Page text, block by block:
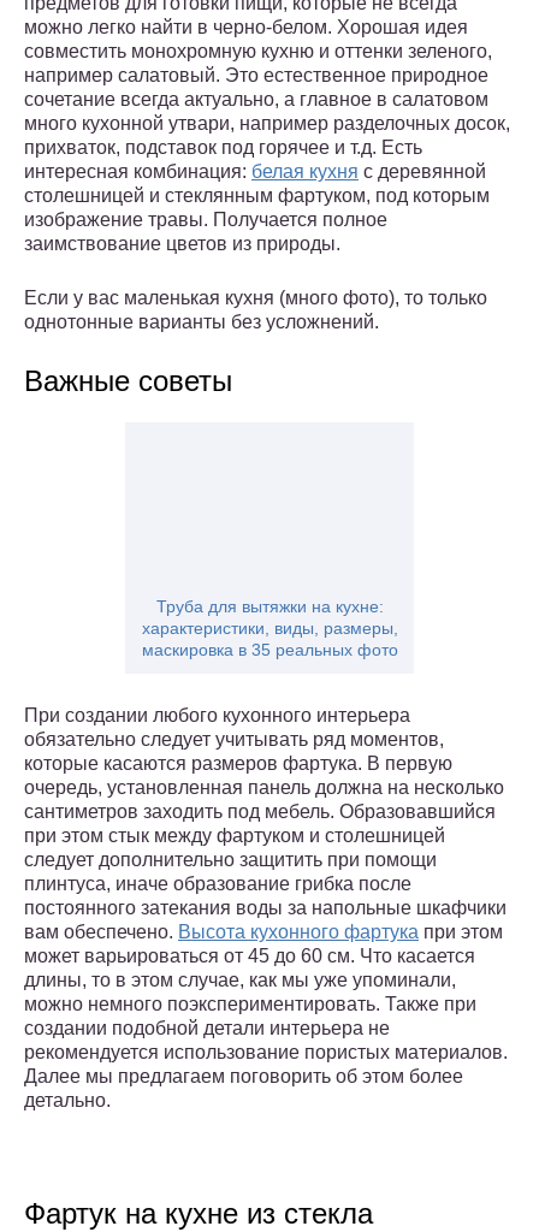
можно легко найти в черно-белом. Хорошая идея
совместить монохромную кухню и оттенки зеленого,
например салатовый. Это естественное природное
сочетание всегда актуально, а главное в салатовом
много кухонной утвари, например разделочных досок,
прихваток, подставок под горячее и т.д. Есть
интересная комбинация: белая кухня с деревянной
столешницей и стеклянным фартуком, под которым
изображение травы. Получается полное
заимствование цветов из природы.
Если у вас маленькая кухня (много фото), то только
однотонные варианты без усложнений.
Важные советы
Труба для вытяжки на кухне:
характеристики, виды, размеры,
маскировка в 35 реальных фото
При создании любого кухонного интерьера
обязательно следует учитывать ряд моментов,
которые касаются размеров фартука. В первую
очередь, установленная панель должна на несколько
сантиметров заходить под мебель. Образовавшийся
при этом стык между фартуком и столешницей
следует дополнительно защитить при помощи
плинтуса, иначе образование грибка после
постоянного затекания воды за напольные шкафчики
вам обеспечено. Высота кухонного фартука при этом
может варьироваться от 45 до 60 см. Что касается
длины, то в этом случае, как мы уже упоминали,
можно немного поэкспериментировать. Также при
создании подобной детали интерьера не
рекомендуется использование пористых материалов.
Далее мы предлагаем поговорить об этом более
детально.
Фартук на кухне из стекла